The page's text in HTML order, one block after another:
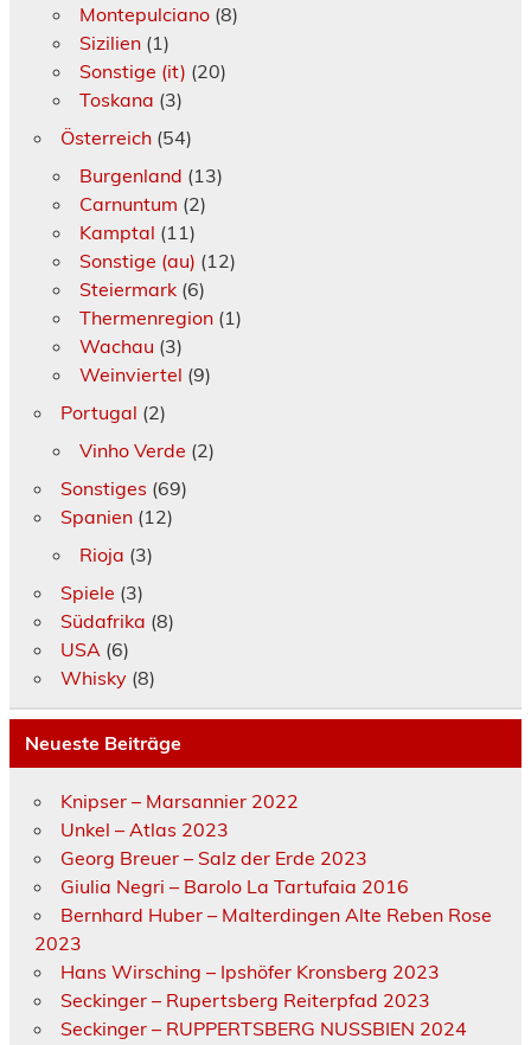
Montepulciano(8)
Sizilien(1)
Sonstige (it) (20)
Toskana (3)
Österreich(54)
Burgenland (13)
Carnuntum (2)
Kamptal (11)
Sonstige (au) (12)
Steiermark(6)
Thermenregion(1)
Wachau (3)
Weinviertel (9)
Portugal (2)
Vinho Verde (2)
Sonstiges (69)
Spanien(12)
Rioja (3)
Spiele (3)
Südafrika (8)
USA(6)
Whisky(8)
Neueste Beiträge
Knipser – Marsannier 2022
Unkel – Atlas 2023
Georg Breuer – Salz der Erde 2023
Giulia Negri – Barolo La Tartufaia 2016
Bernhard Huber – Malterdingen Alte Reben Rose
2023
Hans Wirsching – Ipshöfer Kronsberg 2023
Seckinger – Rupertsberg Reiterpfad 2023
Seckinger – RUPPERTSBERG NUSSBIEN 2024